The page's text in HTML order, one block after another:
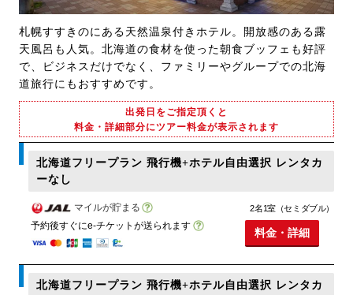
札幌すすきのにある天然温泉付きホテル。開放感のある露
天風呂も人気。北海道の食材を使った朝食ブッフェも好評
で、ビジネスだけでなく、ファミリーやグループでの北海
道旅行にもおすすめです。
出発日をご指定頂くと
料金・詳細部分にツアー料金が表示されます
北海道フリープラン 飛行機+ホテル自由選択 レンタカ
ーなし
マイルが貯まる
予約後すぐにe-チケットが送られます
2名1室（セミダブル）
料金・詳細
北海道フリープラン 飛行機+ホテル自由選択 レンタカ